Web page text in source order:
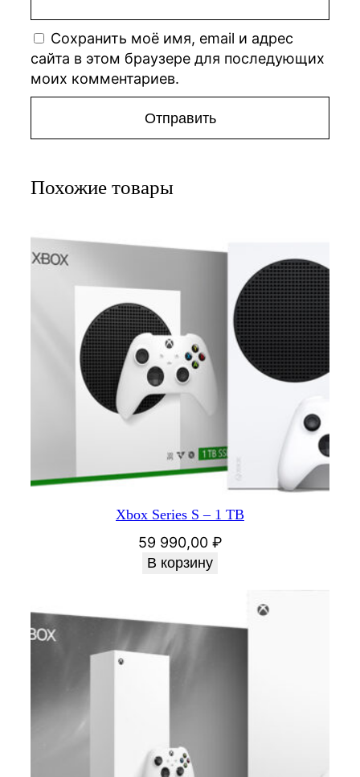
G
B
Сохранить моё имя, email и адрес
сайта в этом браузере для последующих
моих комментариев.
Похожие товары
Xbox Series S – 1 TB
59 990,00 ₽
В корзину